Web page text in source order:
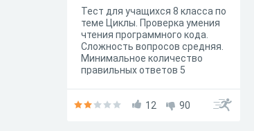
Тест для учащихся 8 класса по
теме Циклы. Проверка умения
чтения программного кода.
Сложность вопросов средняя.
Минимальное количество
правильных ответов 5
12 90